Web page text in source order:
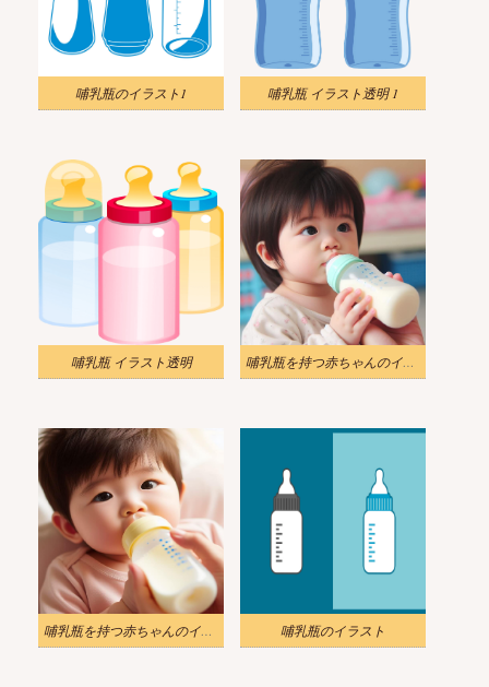
哺乳瓶のイラスト1 哺乳瓶 イラスト透明 1
哺乳瓶 イラスト透明 哺乳瓶を持つ赤ちゃんのイラスト 4
哺乳瓶を持つ赤ちゃんのイラスト 5 哺乳瓶のイラスト